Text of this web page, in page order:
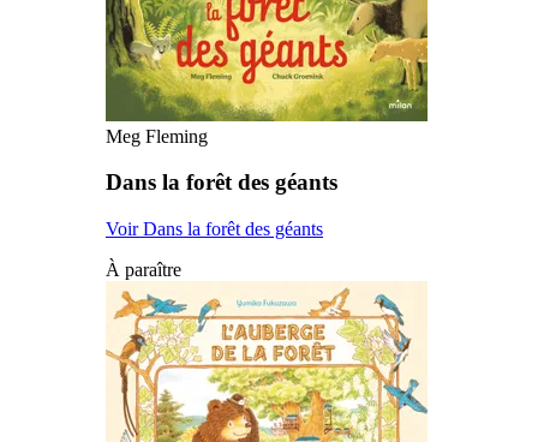
Meg Fleming
Dans la forêt des géants
Voir Dans la forêt des géants
À paraître